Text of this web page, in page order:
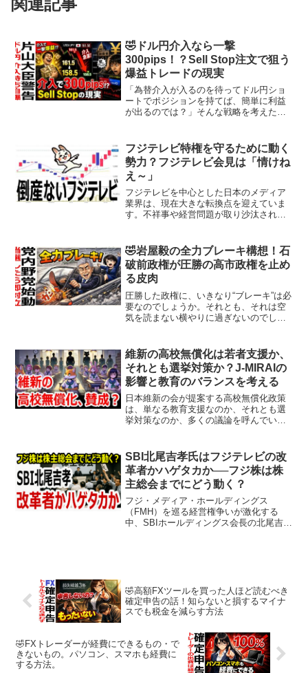
🤣ドル円介入なら一撃
300pips！？Sell Stop注文で狙う
爆益トレードの現実
「為替介入が入るのを待ってドル円ショ
ートでポジションを持てば、簡単に利益
が出るのでは？」そんな戦略を考えたこ
ぶりレベルの円安圏にあり、片山さつき
財...
フジテレビ特権を守るために動く
勢力？フジテレビ会見は「情けね
え～」
フジテレビを中心とした日本のメディア
業界は、現在大きな転換点を迎えていま
す。不祥事や経営問題が取り沙汰される
分析し、倒産の可能性や買収の動き、さ
らに業界全体におけるメデ...
🤣岩屋毅の全力ブレーキ構想！石
破前政権が圧勝の高市政権を止め
る皮肉
圧勝した政権に、いきなり“ブレーキ”は必
要なのでしょうか。それとも、それは空
気を読まない横やりに過ぎないのでしょ
圧倒的な勝利を収めました。選挙戦では
「高市総理...
維新の高校無償化は若者支援か、
それとも選挙対策か？J-MIRAIの
影響と教育のバランスを考える
日本維新の会が提案する高校無償化政策
は、単なる教育支援なのか、それとも選
挙対策なのか、多くの議論を呼んでいま
ランスについて考察します。高校の現状
現在、日本では公...
SBI北尾吉孝氏はフジテレビの改
革者かハゲタカか──フジ株は株
主総会までにどう動く？
フジ・メディア・ホールディングス
（FMH）を巡る経営権争いが激化する
中、SBIホールディングス会長の北尾吉孝
🤣高額FXツールを買った人ほど読むべき
確定申告の話！知らないと損するマイナ
スでも税金を減らす方法
🤣FXトレーダーが経費にできるもの・で
きないもの。パソコン、スマホも経費に
する方法。